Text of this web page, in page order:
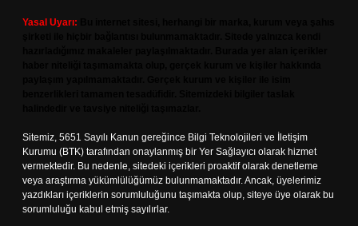
Yasal Uyarı:
Sitemiz, 5651 Sayılı Kanun gereğince Bilgi Teknolojileri ve İletişim
Kurumu (BTK) tarafından onaylanmış bir Yer Sağlayıcı olarak hizmet
vermektedir. Bu nedenle, sitedeki içerikleri proaktif olarak denetleme
veya araştırma yükümlülüğümüz bulunmamaktadır. Ancak, üyelerimiz
yazdıkları içeriklerin sorumluluğunu taşımakta olup, siteye üye olarak bu
sorumluluğu kabul etmiş sayılırlar.